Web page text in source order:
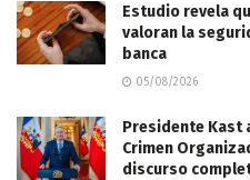
Estudio revela
valoran la
banca
05/08/2026
Presidente Kast
Crimen
discurso